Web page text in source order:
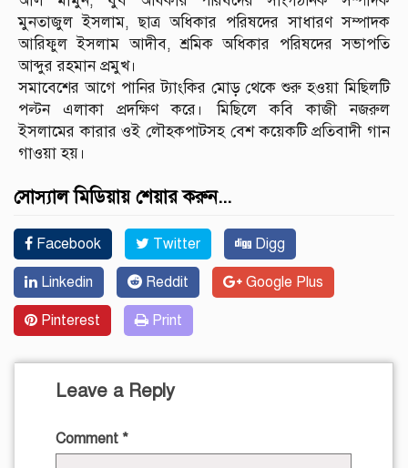
মুনতাজুল ইসলাম, ছাত্র অধিকার পরিষদের সাধারণ সম্পাদক
আরিফুল ইসলাম আদীব, শ্রমিক অধিকার পরিষদের সভাপতি
আব্দুর রহমান প্রমুখ।
সমাবেশের আগে পানির ট্যাংকির মোড় থেকে শুরু হওয়া মিছিলটি
পল্টন এলাকা প্রদক্ষিণ করে। মিছিলে কবি কাজী নজরুল
ইসলামের কারার ওই লৌহকপাটসহ বেশ কয়েকটি প্রতিবাদী গান
গাওয়া হয়।
সোস্যাল মিডিয়ায় শেয়ার করুন...
Facebook Twitter Digg
Linkedin Reddit Google Plus
Pinterest Print
Leave a Reply
Comment *